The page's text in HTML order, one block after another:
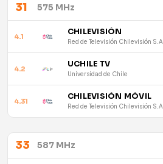
31 575 MHz
4.1 CHILEVISIÓN
Red de Televisión Chilevisión S.A.
4.2 UCHILE TV
Universidad de Chile
4.31 CHILEVISIÓN MÓVIL
Red de Televisión Chilevisión S.A.
33 587 MHz